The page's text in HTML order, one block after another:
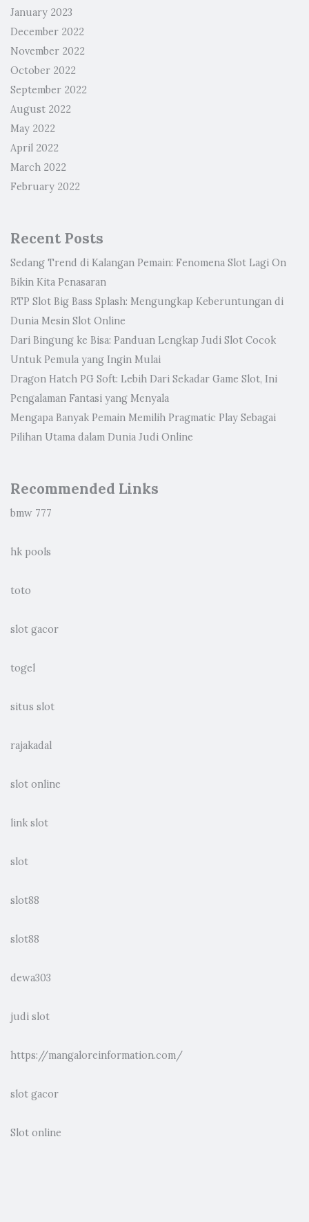
January 2023
December 2022
November 2022
October 2022
September 2022
August 2022
May 2022
April 2022
March 2022
February 2022
Recent Posts
Sedang Trend di Kalangan Pemain: Fenomena Slot Lagi On
Bikin Kita Penasaran
RTP Slot Big Bass Splash: Mengungkap Keberuntungan di
Dunia Mesin Slot Online
Dari Bingung ke Bisa: Panduan Lengkap Judi Slot Cocok
Untuk Pemula yang Ingin Mulai
Dragon Hatch PG Soft: Lebih Dari Sekadar Game Slot, Ini
Pengalaman Fantasi yang Menyala
Mengapa Banyak Pemain Memilih Pragmatic Play Sebagai
Pilihan Utama dalam Dunia Judi Online
Recommended Links
bmw 777
hk pools
toto
slot gacor
togel
situs slot
rajakadal
slot online
link slot
slot
slot88
slot88
dewa303
judi slot
https://mangaloreinformation.com/
slot gacor
Slot online